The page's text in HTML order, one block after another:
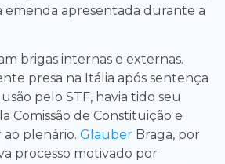
apresentada durante a
brigas internas e externas.
presa na Itália após sentença
pelo STF, havia tido seu
Comissão de Constituição e
ao plenário. Glauber Braga, por
processo motivado por